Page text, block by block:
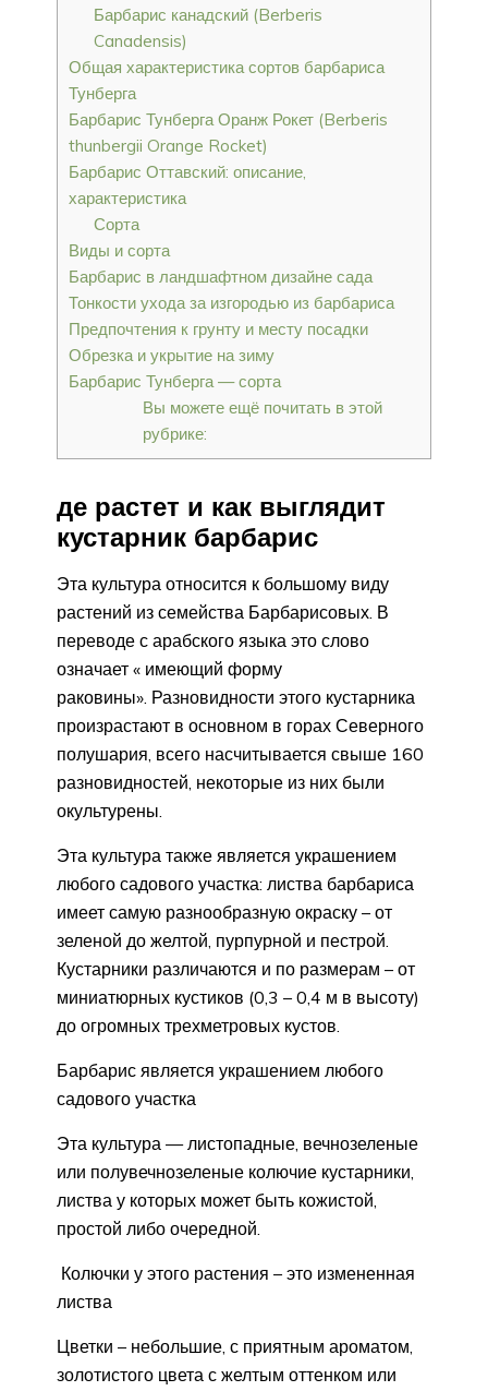
Барбарис канадский (Berberis
Canadensis)
Общая характеристика сортов барбариса
Тунберга
Барбарис Тунберга Оранж Рокет (Berberis
thunbergii Orange Rocket)
Барбарис Оттавский: описание,
характеристика
Сорта
Виды и сорта
Барбарис в ландшафтном дизайне сада
Тонкости ухода за изгородью из барбариса
Предпочтения к грунту и месту посадки
Обрезка и укрытие на зиму
Барбарис Тунберга — сорта
Вы можете ещё почитать в этой
рубрике:
де растет и как выглядит
кустарник барбарис
Эта культура относится к большому виду
растений из семейства Барбарисовых. В
переводе с арабского языка это слово
означает « имеющий форму
раковины». Разновидности этого кустарника
произрастают в основном в горах Северного
полушария, всего насчитывается свыше 160
разновидностей, некоторые из них были
окультурены.
Эта культура также является украшением
любого садового участка: листва барбариса
имеет самую разнообразную окраску – от
зеленой до желтой, пурпурной и пестрой.
Кустарники различаются и по размерам – от
миниатюрных кустиков (0,3 – 0,4 м в высоту)
до огромных трехметровых кустов.
Барбарис является украшением любого
садового участка
Эта культура — листопадные, вечнозеленые
или полувечнозеленые колючие кустарники,
листва у которых может быть кожистой,
простой либо очередной.
Колючки у этого растения – это измененная
листва
Цветки – небольшие, с приятным ароматом,
золотистого цвета с желтым оттенком или